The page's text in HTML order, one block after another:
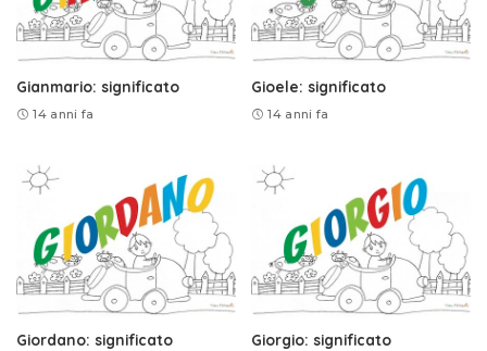
Gianmario: significato
14 anni fa
Gioele: significato
14 anni fa
Giordano: significato Giorgio: significato